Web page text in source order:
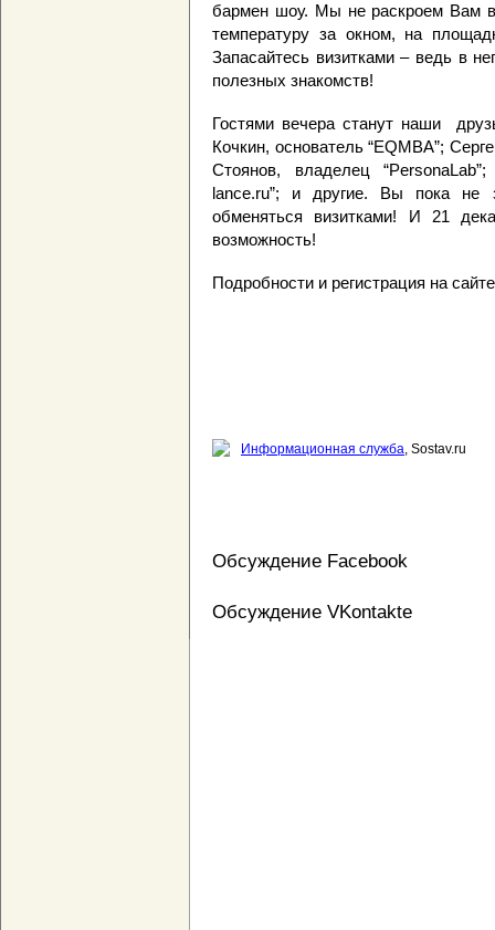
бармен шоу. Мы не раскроем Вам
температуру за окном, на
Запасайтесь визитками – ведь в
полезных знакомств!
Гостями вечера станут наши
Кочкин, основатель “EQMBA”;
Стоянов, владелец
lance.ru”; и другие. Вы пока не
обменяться визитками! И 21
возможность!
Подробности и регистрация на
Информационная служба, Sostav.ru
Обсуждение Facebook
Обсуждение VKontakte